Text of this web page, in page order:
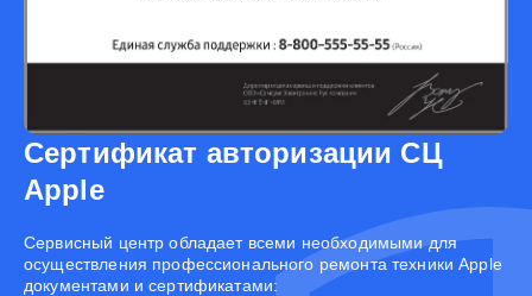
Сертификат авторизации СЦ
Apple
Cервисный центр обладает всеми необходимыми для
осуществления профессионального ремонта техники Apple
документами и сертификатами: